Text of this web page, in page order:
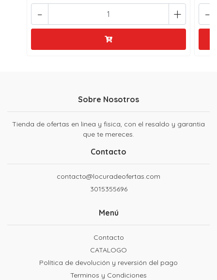
+
- -
Sobre Nosotros
Tienda de ofertas en linea y fisica, con el resaldo y garantia
que te mereces.
Contacto
contacto@locuradeofertas.com
3015355696
Menú
Contacto
CATALOGO
Política de devolución y reversión del pago
Terminos y Condiciones